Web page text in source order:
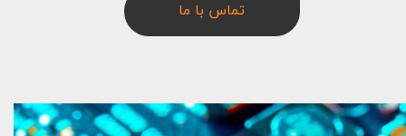
تماس با ما